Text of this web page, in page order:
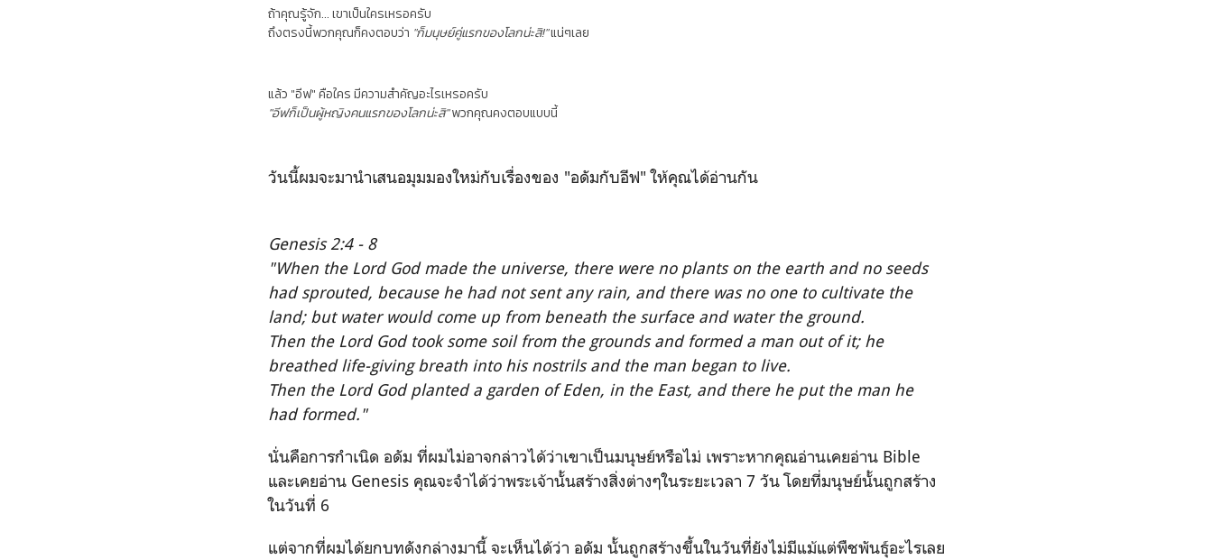
ถ้าคุณรู้จัก... เขาเป็นใครเหรอครับ
ถึงตรงนี้พวกคุณก็คงตอบว่า "ก็มนุษย์คู่แรกของโลกน่ะสิ!"แน่ๆเลย
แล้ว "อีฟ" คือใคร มีความสำคัญอะไรเหรอครับ
"อีฟก็เป็นผู้หญิงคนแรกของโลกน่ะสิ"พวกคุณคงตอบแบบนี้
วันนี้ผมจะมานำเสนอมุมมองใหม่กับเรื่องของ "อดัมกับอีฟ" ให้คุณได้อ่านกัน
Genesis 2:4 - 8
"When the Lord God made the universe, there were no plants on the earth and no seeds
had sprouted, because he had not sent any rain, and there was no one to cultivate the
land; but water would come up from beneath the surface and water the ground.
Then the Lord God took some soil from the grounds and formed a man out of it; he
breathed life-giving breath into his nostrils and the man began to live.
Then the Lord God planted a garden of Eden, in the East, and there he put the man he
had formed."
นั่นคือการกำเนิด อดัม ที่ผมไม่อาจกล่าวได้ว่าเขาเป็นมนุษย์หรือไม่ เพราะหากคุณอ่านเคยอ่าน Bible
และเคยอ่าน Genesis คุณจะจำได้ว่าพระเจ้านั้นสร้างสิ่งต่างๆในระยะเวลา 7 วัน โดยที่มนุษย์นั้นถูกสร้าง
ในวันที่ 6
แต่จากที่ผมได้ยกบทดังกล่างมานี้ จะเห็นได้ว่า อดัม นั้นถูกสร้างขึ้นในวันที่ยังไม่มีแม้แต่พืชพันธุ์อะไรเลย